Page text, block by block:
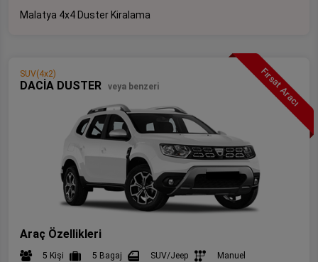
Malatya 4x4 Duster Kiralama
Fırsat Aracı
SUV(4x2)
DACİA DUSTER veya benzeri
Araç Özellikleri
5 Kişi 5 Bagaj SUV/Jeep
Manuel